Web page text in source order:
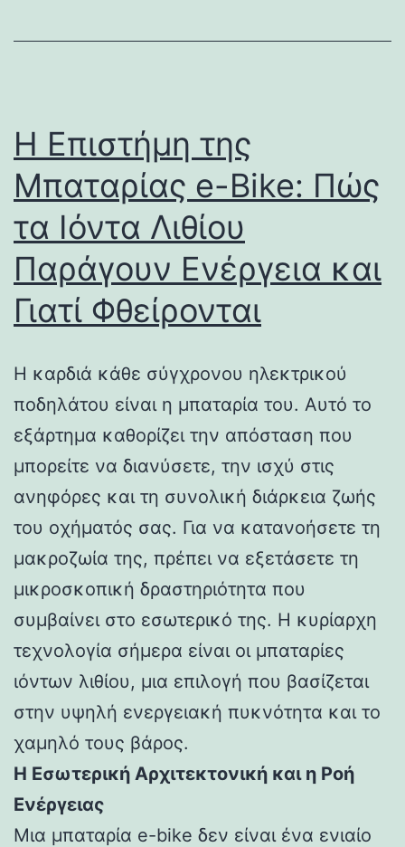
Η Επιστήμη της
Μπαταρίας e-Bike: Πώς
τα Ιόντα Λιθίου
Παράγουν Ενέργεια και
Γιατί Φθείρονται
Η καρδιά κάθε σύγχρονου ηλεκτρικού
ποδηλάτου είναι η μπαταρία του. Αυτό το
εξάρτημα καθορίζει την απόσταση που
μπορείτε να διανύσετε, την ισχύ στις
ανηφόρες και τη συνολική διάρκεια ζωής
του οχήματός σας. Για να κατανοήσετε τη
μακροζωία της, πρέπει να εξετάσετε τη
μικροσκοπική δραστηριότητα που
συμβαίνει στο εσωτερικό της. Η κυρίαρχη
τεχνολογία σήμερα είναι οι μπαταρίες
ιόντων λιθίου, μια επιλογή που βασίζεται
στην υψηλή ενεργειακή πυκνότητα και το
χαμηλό τους βάρος.
Η Εσωτερική Αρχιτεκτονική και η Ροή
Ενέργειας
Μια μπαταρία e-bike δεν είναι ένα ενιαίο